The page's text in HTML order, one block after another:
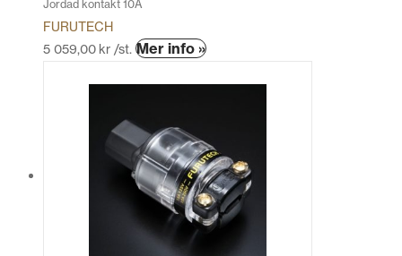
Jordad kontakt 10A
FURUTECH
5 059,00 kr /st. Mer info »